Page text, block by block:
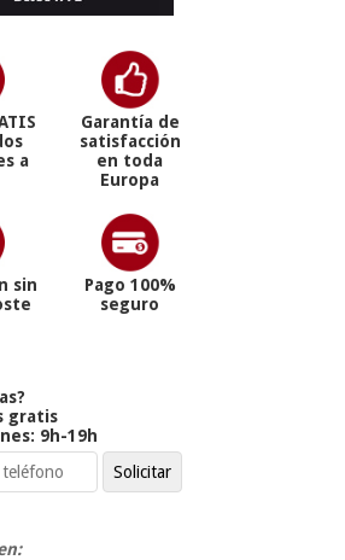
a
Garantía de
satisfacción
en toda
Europa
sin
Pago 100%
seguro
gratis
9h-19h